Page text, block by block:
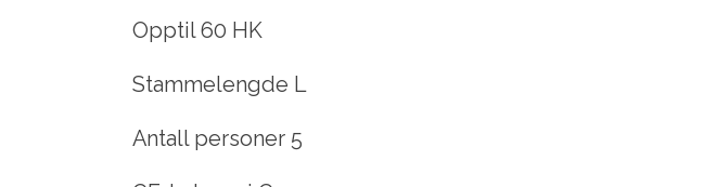
Opptil 60 HK
Stammelengde L
Antall personer 5